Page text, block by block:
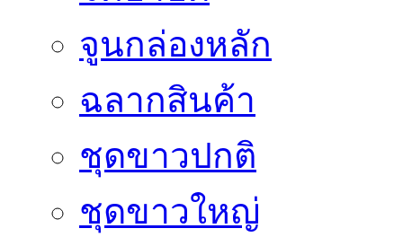
จูนกล่องหลัก
ฉลากสินค้า
ชุดขาวปกติ
ชุดขาวใหญ่